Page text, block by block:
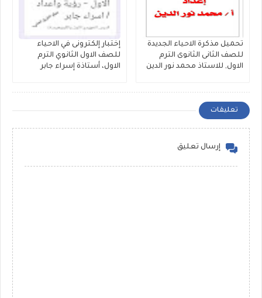
تحميل مذكرة الاحياء الجديدة
للصف الثانى الثانوى الترم
الاول, للاستاذ محمد نور الدين
إختبار إلكترونى في الاحياء
للصف الاول الثانوي الترم
الاول، أستاذة إسراء جابر
تعليقات
إرسال تعليق